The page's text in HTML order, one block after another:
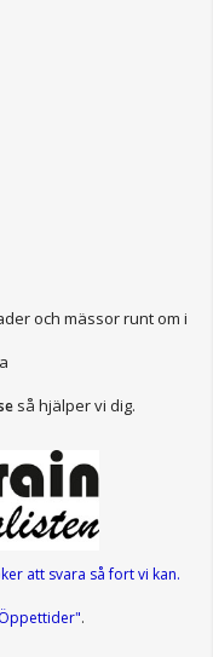
och mässor runt om i
så hjälper vi dig.
att svara så fort vi kan.
.